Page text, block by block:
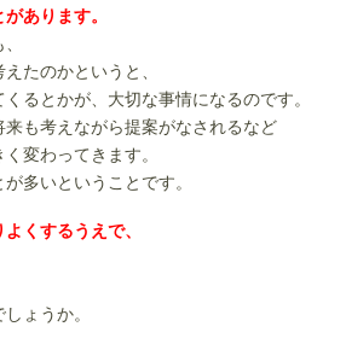
あります。
たのかというと、
るとかが、大切な事情になるのです。
も考えながら提案がなされるなど
変わってきます。
多いということです。
くするうえで、
ょうか。